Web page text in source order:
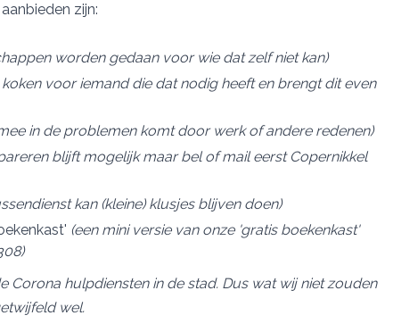
zijn:
worden gedaan voor wie dat zelf niet kan)
voor iemand die dat nodig heeft en brengt dit even
in de problemen komt door werk of andere redenen)
blijft mogelijk maar bel of mail eerst Copernikkel
kan (kleine) klusjes blijven doen)
(een mini versie van onze 'gratis boekenkast'
Corona hulpdiensten in de stad. Dus wat wij niet zouden
wel.